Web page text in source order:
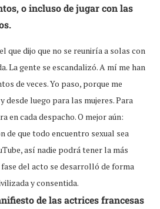
o incluso de jugar con las
que dijo que no se reuniría a solas con
La gente se escandalizó. A mí me han
de veces. Yo paso, porque me
desde luego para las mujeres. Para
en cada despacho. O mejor aún:
de que todo encuentro sexual sea
así nadie podrá tener la más
fase del acto se desarrolló de forma
y consentida.
de las actrices francesas